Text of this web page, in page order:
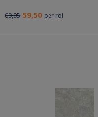
69,95 59,50 per rol